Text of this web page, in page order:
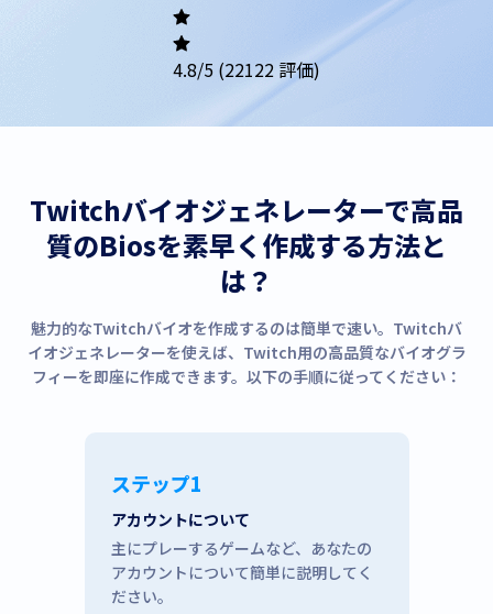
4.8/5 (22122 評価)
Twitchバイオジェネレーターで高品
質のBiosを素早く作成する方法と
は？
魅力的なTwitchバイオを作成するのは簡単で速い。Twitchバ
イオジェネレーターを使えば、Twitch用の高品質なバイオグラ
フィーを即座に作成できます。以下の手順に従ってください：
ステップ1
アカウントについて
主にプレーするゲームなど、あなたの
アカウントについて簡単に説明してく
ださい。